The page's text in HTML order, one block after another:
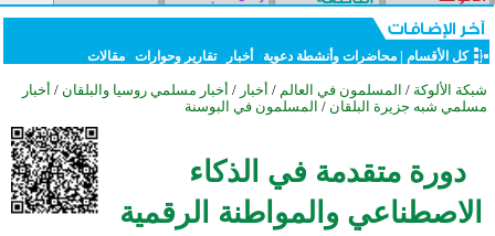
كل الأقسام |محاضرات وأنشطة دعوية أخبار تقارير وحوارات مقالات
شبكة الألوكة / المسلمون في العالم / أخبار / أخبار مسلمي روسيا والبلقان / أخبار
مسلمي شبه جزيرة البلقان / المسلمون في البوسنة
دورة متقدمة في الذكاء
الاصطناعي والمواطنة الرقمية